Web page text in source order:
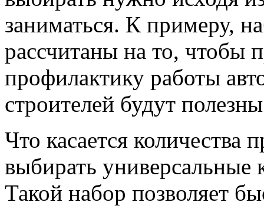
заниматься. К примеру,
рассчитаны на то, чтобы
профилактику работы
строителей будут
Что касается количества
выбирать универсальные
Такой набор позволяет